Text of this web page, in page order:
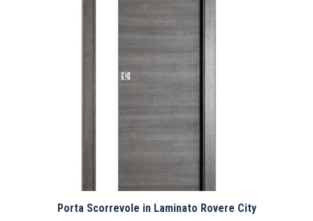
Porta Scorrevole in Laminato Rovere City